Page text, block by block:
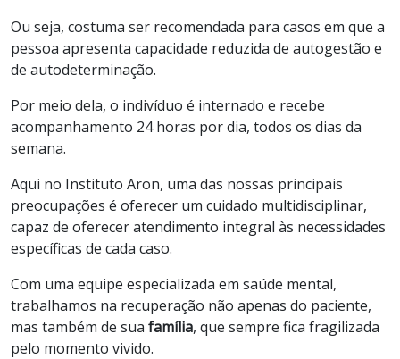
Ou seja, costuma ser recomendada para casos em que a
pessoa apresenta capacidade reduzida de autogestão e
de autodeterminação.
Por meio dela, o indivíduo é internado e recebe
acompanhamento 24 horas por dia, todos os dias da
semana.
Aqui no Instituto Aron, uma das nossas principais
preocupações é oferecer um cuidado multidisciplinar,
capaz de oferecer atendimento integral às necessidades
específicas de cada caso.
Com uma equipe especializada em saúde mental,
trabalhamos na recuperação não apenas do paciente,
mas também de sua família, que sempre fica fragilizada
pelo momento vivido.